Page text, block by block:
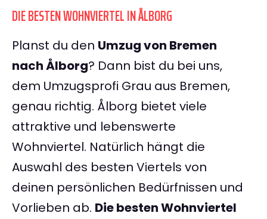
DIE BESTEN WOHNVIERTEL IN ÅLBORG
Planst du den Umzug von Bremen
nach Ålborg? Dann bist du bei uns,
dem Umzugsprofi Grau aus Bremen,
genau richtig. Ålborg bietet viele
attraktive und lebenswerte
Wohnviertel. Natürlich hängt die
Auswahl des besten Viertels von
deinen persönlichen Bedürfnissen und
Vorlieben ab. Die besten Wohnviertel